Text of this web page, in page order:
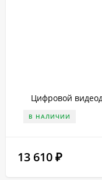
Цифровой
В НАЛИЧИИ
13 610 ₽